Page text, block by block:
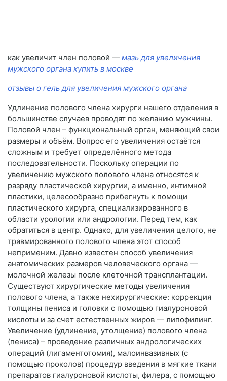
как увеличит член половой — мазь для увеличения
мужского органа купить в москве
отзывы о гель для увеличения мужского органа
Удлинение полового члена хирурги нашего отделения в
большинстве случаев проводят по желанию мужчины.
Половой член – функциональный орган, меняющий свои
размеры и объём. Вопрос его увеличения остаётся
сложным и требует определённого метода
последовательности. Поскольку операции по
увеличению мужского полового члена относятся к
разряду пластической хирургии, а именно, интимной
пластики, целесообразно прибегнуть к помощи
пластического хирурга, специализированного в
области урологии или андрологии. Перед тем, как
обратиться в центр. Однако, для увеличения целого, не
травмированного полового члена этот способ
неприменим. Давно известен способ увеличения
анатомических размеров человеческого органа —
молочной железы после клеточной трансплантации.
Существуют хирургические методы увеличения
полового члена, а также нехирургические: коррекция
толщины пениса и головки с помощью гиалуроновой
кислоты и за счет естественных жиров — липофилинг.
Увеличение (удлинение, утолщение) полового члена
(пениса) – проведение различных андрологических
операций (лигаментотомия), малоинвазивных (с
помощью проколов) процедур введения в мягкие ткани
препаратов гиалуроновой кислоты, филера, с помощью